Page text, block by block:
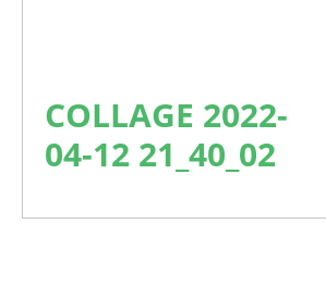
COLLAGE 2022-
04-12 21_40_02